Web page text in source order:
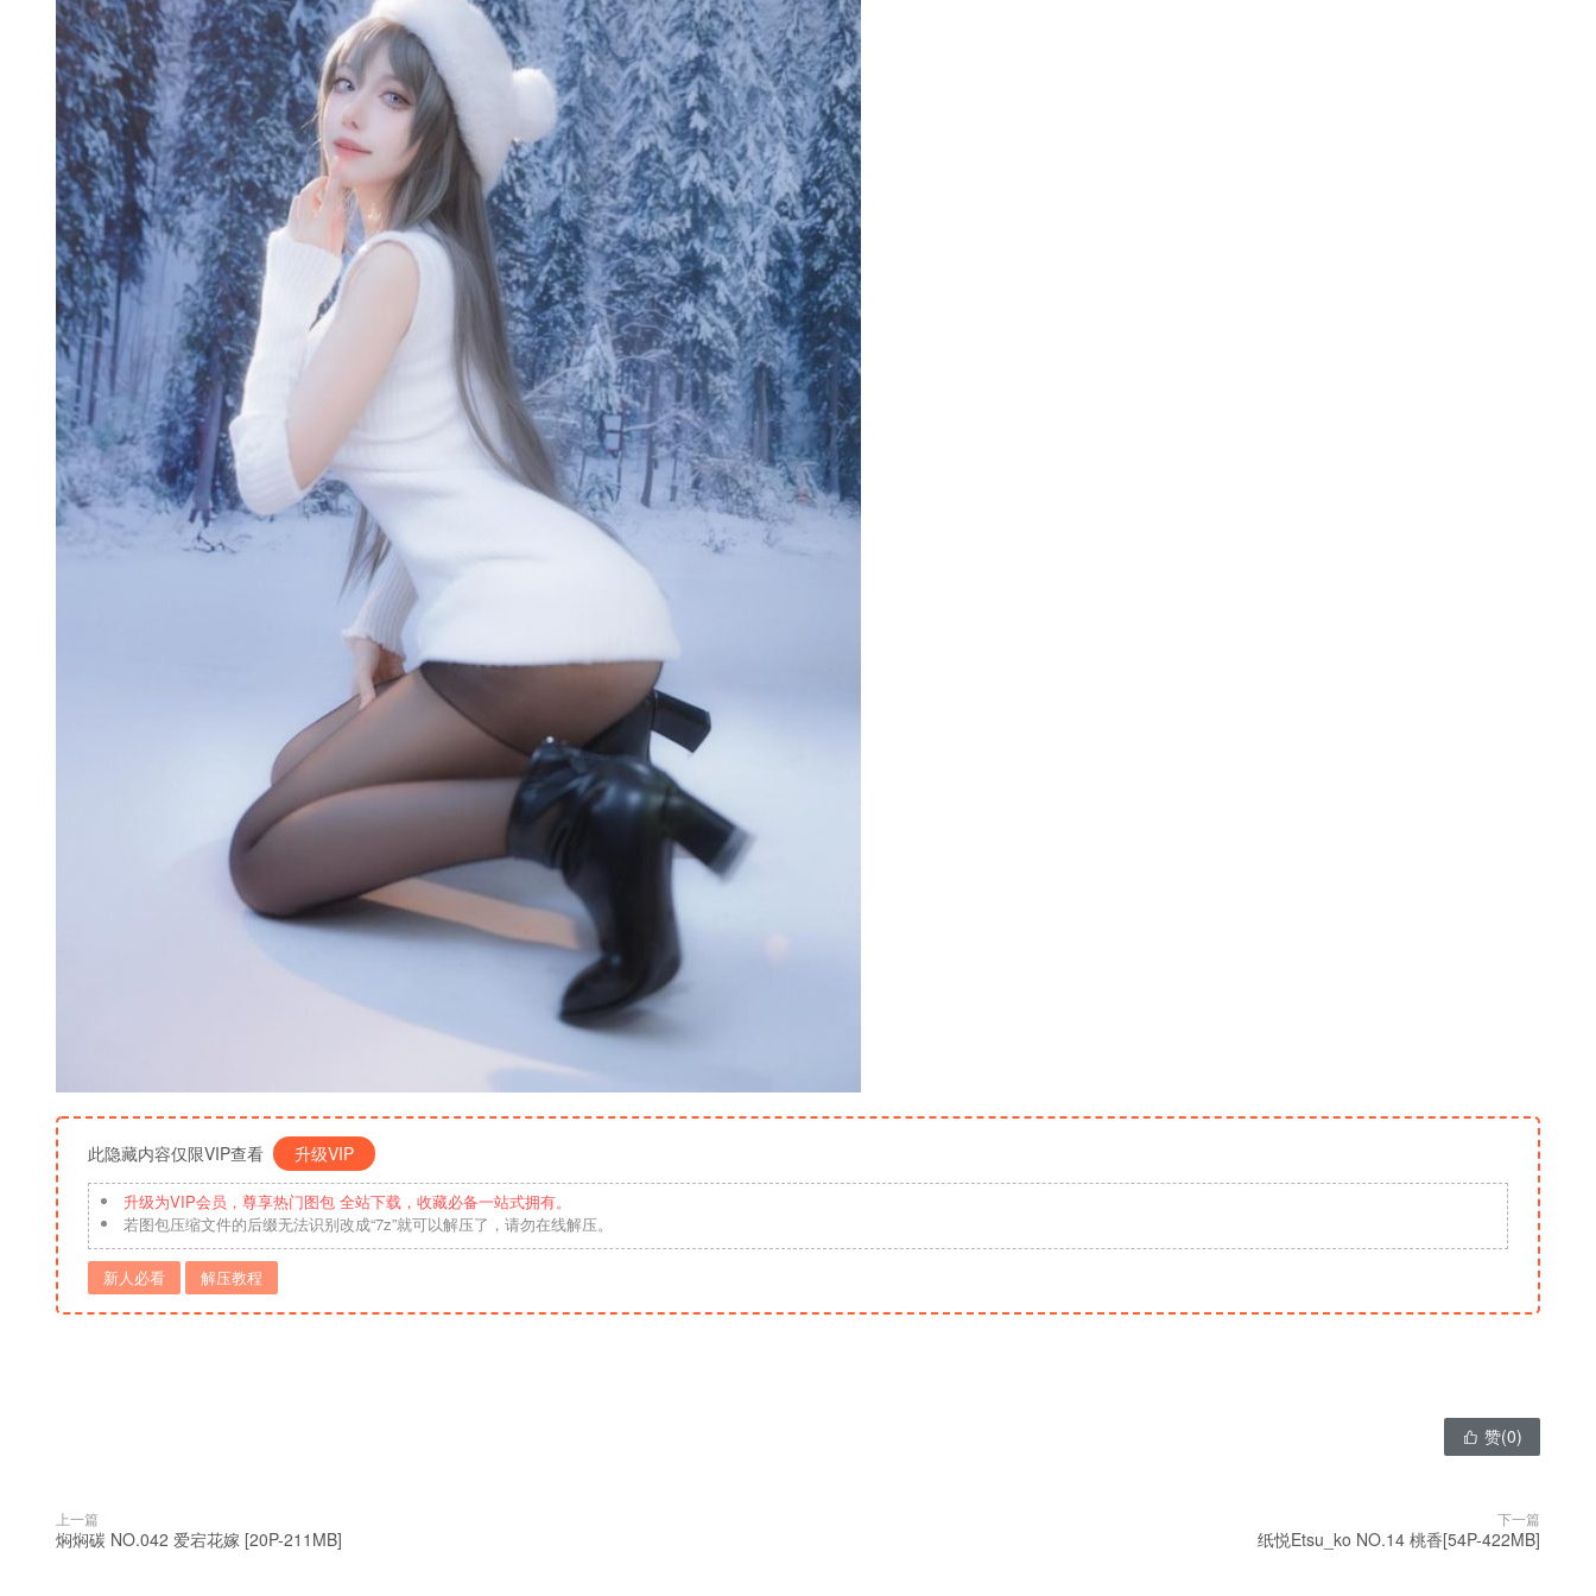
此隐藏内容仅限VIP查看 升级VIP
升级为VIP会员，尊享热门图包 全站下载，收藏必备一站式拥有。
若图包压缩文件的后缀无法识别改成“7z”就可以解压了，请勿在线解压。
新人必看 解压教程
 赞(0)
上一篇
焖焖碳 NO.042 爱宕花嫁 [20P-211MB]
下一篇
纸悦Etsu_ko NO.14 桃香[54P-422MB]